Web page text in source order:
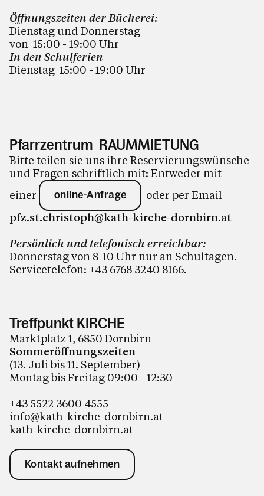
Öffnungszeiten der Bücherei:
Dienstag und Donnerstag
von 15:00 - 19:00 Uhr
In den Schulferien
Dienstag 15:00 - 19:00 Uhr
Pfarrzentrum RAUMMIETUNG
Bitte teilen sie uns ihre Reservierungswünsche
und Fragen schriftlich mit: Entweder mit
einer
online-Anfrage
oder per Email
pfz.st.christoph@kath-kirche-dornbirn.at
Persönlich und telefonisch erreichbar:
Donnerstag von 8-10 Uhr nur an Schultagen.
Servicetelefon: +43 6768 3240 8166.
Treffpunkt KIRCHE
Marktplatz 1, 6850 Dornbirn
Sommeröffnungszeiten
(13. Juli bis 11. September)
Montag bis Freitag 09:00 - 12:30
+43 5522 3600 4555
info@kath-kirche-dornbirn.at
kath-kirche-dornbirn.at
Kontakt aufnehmen